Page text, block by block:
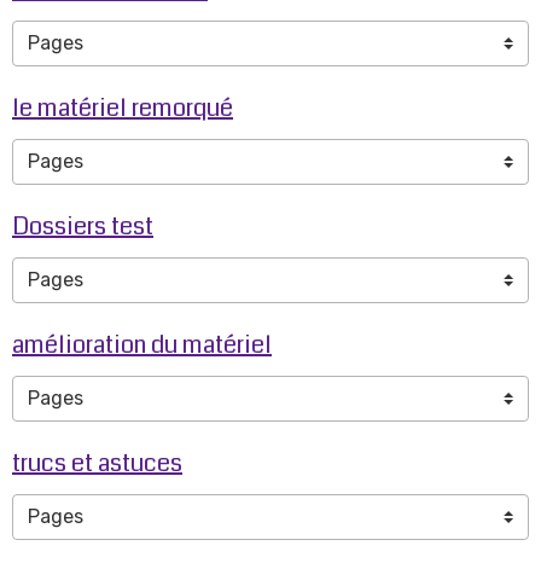
le matériel remorqué
Dossiers test
amélioration du matériel
trucs et astuces